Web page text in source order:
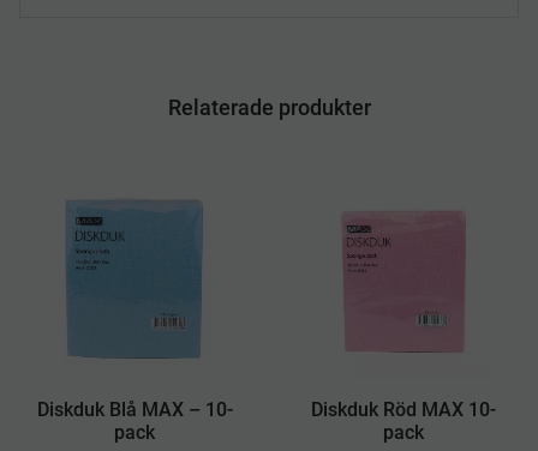
Relaterade produkter
​Diskduk Blå MAX – 10-
pack
​Diskduk Röd MAX 10-
pack